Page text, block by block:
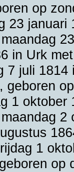
op
23
in Urk
7 juli
geboren
1
1
op